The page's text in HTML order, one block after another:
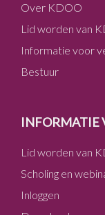
Over KDOO
Lid worden van
Informatie voor
Bestuur
INFORMATIE
Lid worden van
Scholing en
Inloggen